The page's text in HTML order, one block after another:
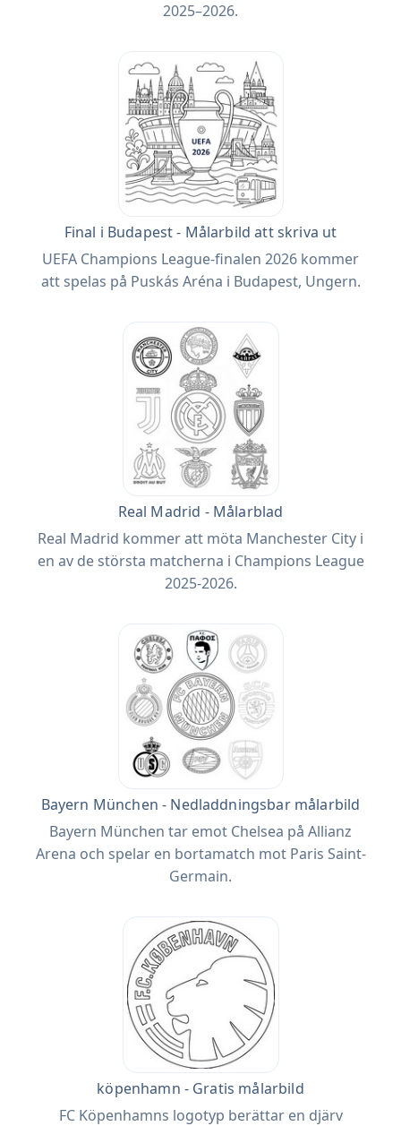
2025–2026.
Final i Budapest - Målarbild att skriva ut
UEFA Champions League-finalen 2026 kommer
att spelas på Puskás Aréna i Budapest, Ungern.
Real Madrid - Målarblad
Real Madrid kommer att möta Manchester City i
en av de största matcherna i Champions League
2025-2026.
Bayern München - Nedladdningsbar målarbild
Bayern München tar emot Chelsea på Allianz
Arena och spelar en bortamatch mot Paris Saint-
Germain.
köpenhamn - Gratis målarbild
FC Köpenhamns logotyp berättar en djärv